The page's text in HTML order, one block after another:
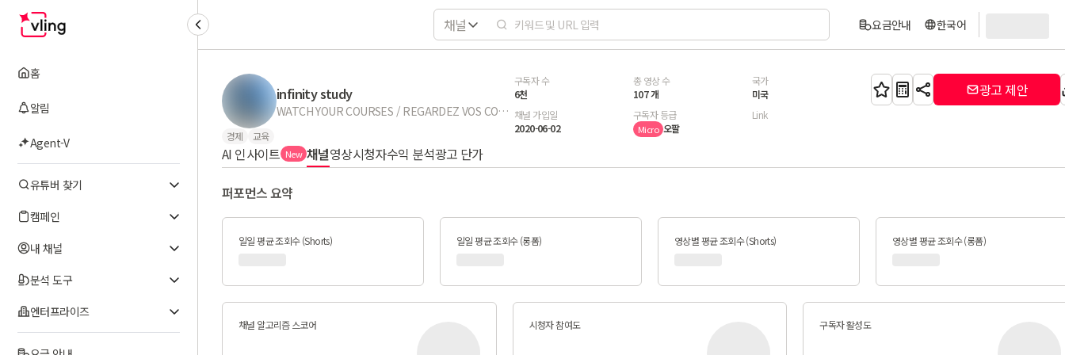
홈
알림
Agent-V
유튜버 찾기
캠페인
내 채널
분석 도구
엔터프라이즈
채널 요금안내 한국어
infinity study
WATCH YOUR COURSES / REGARDEZ VOS COURS
경제 교육
구독자 수
6천
총 영상 수
107 개
국가
미국
채널 가입일
2020-06-02
구독자 등급
Micro 오팔
Link
광고 제안
AI 인사이트 New 채널영상시청자수익 분석광고 단가
퍼포먼스 요약
일일 평균 조회수 (Shorts) 일일 평균 조회수 (롱폼) 영상별 평균 조회수 (Shorts) 영상별 평균 조회수 (롱폼)
채널 알고리즘 스코어 시청자 참여도 구독자 활성도